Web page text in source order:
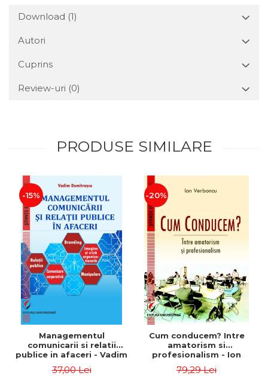
Download (1)
Autori
Cuprins
Review-uri (0)
PRODUSE SIMILARE
-15%
Managementul
comunicarii si relatii
publice in afaceri - Vadim
37,00 Lei
-20%
Cum conducem? Intre
amatorism si
profesionalism - Ion
79,29 Lei